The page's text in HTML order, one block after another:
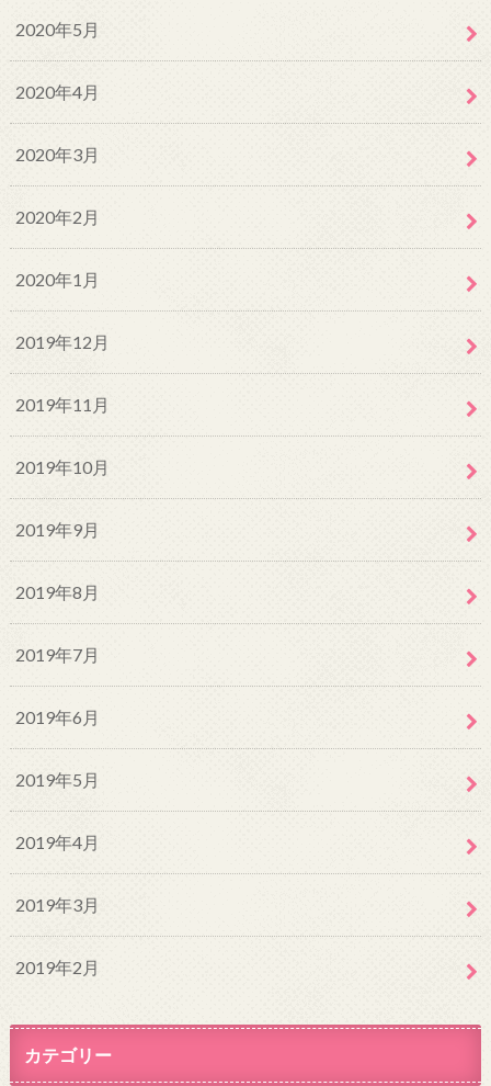
2020年5月
2020年4月
2020年3月
2020年2月
2020年1月
2019年12月
2019年11月
2019年10月
2019年9月
2019年8月
2019年7月
2019年6月
2019年5月
2019年4月
2019年3月
2019年2月
カテゴリー